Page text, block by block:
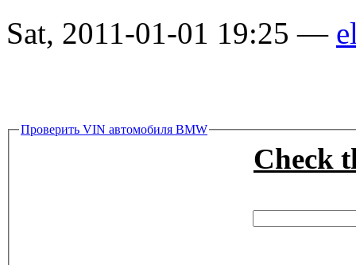
Sat, 2011-01-01 19:25 —
Проверить VIN автомобиля BMW
Check